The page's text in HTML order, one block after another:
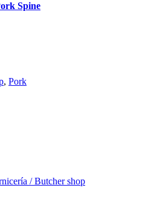
Spine
, Pork
/ Butcher shop